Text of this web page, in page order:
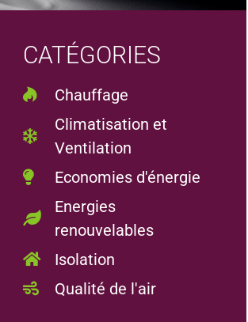
CATÉGORIES
Chauffage
Climatisation et
Ventilation
Economies d'énergie
Energies
renouvelables
Isolation
Qualité de l'air